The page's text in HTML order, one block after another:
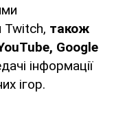
Twitch, також
Google
інформації
ігор.